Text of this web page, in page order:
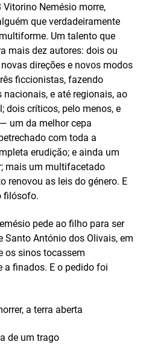
Nemésio morre,
que verdadeiramente
Um talento que
mais dez autores: dois ou
direções e novos modos
ficcionistas, fazendo
nacionais, e até regionais, ao
dois críticos, pelo menos, e
um da melhor cepa
com toda a
erudição; e ainda um
mais um multifacetado
renovou as leis do género. E
filósofo.
pede ao filho para ser
Santo António dos Olivais, em
os sinos tocassem
a finados. E o pedido foi
a terra aberta
de um trago